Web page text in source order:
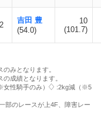
吉田 豊
(54.0)
10
(101.7)
みとなります。
成績となります。
性騎手のみ）
:2kg減（※5
部のレースが上4F、障害レー